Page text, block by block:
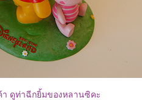
ดูท่าฉีกยิ้มของหลานซิคะ